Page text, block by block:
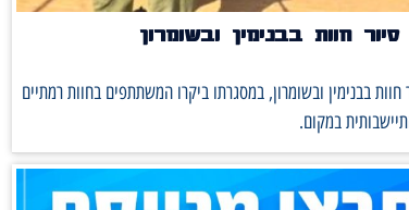
חוות בבנימין ובשומרון
בבנימין ובשומרון, במסגרתו ביקרו המשתתפים בחוות רמתיים
במקום.